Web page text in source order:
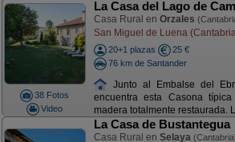
38 Fotos
Video
La Casa del Lago de
Casa Rural en Orzales
San Miguel de Luena
20+1 plazas
25 €
76 km de Santander
Junto al Embalse del
encuentra esta Casona
madera totalmente restaurada.
La Casa de Bustantegua
Casa Rural en Selaya